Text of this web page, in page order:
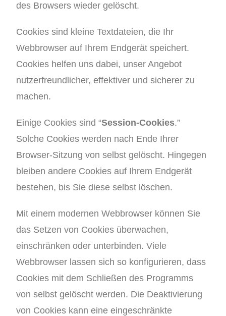
des Browsers wieder gelöscht.
Cookies sind kleine Textdateien, die Ihr
Webbrowser auf Ihrem Endgerät speichert.
Cookies helfen uns dabei, unser Angebot
nutzerfreundlicher, effektiver und sicherer zu
machen.
Einige Cookies sind “Session-Cookies.”
Solche Cookies werden nach Ende Ihrer
Browser-Sitzung von selbst gelöscht. Hingegen
bleiben andere Cookies auf Ihrem Endgerät
bestehen, bis Sie diese selbst löschen.
Mit einem modernen Webbrowser können Sie
das Setzen von Cookies überwachen,
einschränken oder unterbinden. Viele
Webbrowser lassen sich so konfigurieren, dass
Cookies mit dem Schließen des Programms
von selbst gelöscht werden. Die Deaktivierung
von Cookies kann eine eingeschränkte